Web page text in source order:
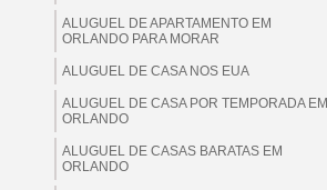
ALUGUEL DE APARTAMENTO EM
ORLANDO PARA MORAR
ALUGUEL DE CASA NOS EUA
ALUGUEL DE CASA POR TEMPORADA EM
ORLANDO
ALUGUEL DE CASAS BARATAS EM
ORLANDO